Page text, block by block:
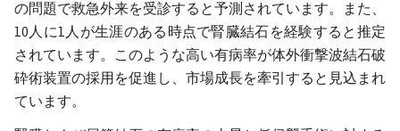
の問題で救急外来を受診すると予測されています。また、
10人に1人が生涯のある時点で腎臓結石を経験すると推定
されています。このような高い有病率が体外衝撃波結石破
砕術装置の採用を促進し、市場成長を牽引すると見込まれ
ています。